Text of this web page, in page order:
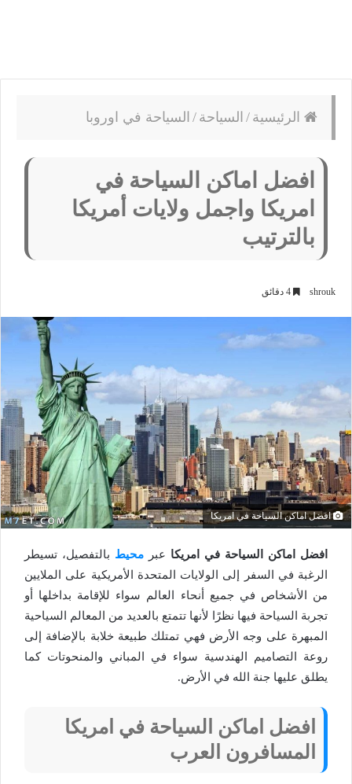
الرئيسية / السياحة / السياحة في اوروبا
افضل اماكن السياحة في
امريكا واجمل ولايات أمريكا
بالترتيب
shrouk
افضل اماكن السياحة في امريكا
افضل اماكن السياحة في امريكا عبر محيط بالتفصيل، تسيطر
الرغبة في السفر إلى الولايات المتحدة الأمريكية على الملايين
من الأشخاص في جميع أنحاء العالم سواء للإقامة بداخلها أو
تجربة السياحة فيها نظرًا لأنها تتمتع بالعديد من المعالم السياحية
المبهرة على وجه الأرض فهي تمتلك طبيعة خلابة بالإضافة إلى
روعة التصاميم الهندسية سواء في المباني والمنحوتات كما
يطلق عليها جنة الله في الأرض.
افضل اماكن السياحة في امريكا
المسافرون العرب